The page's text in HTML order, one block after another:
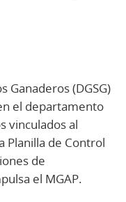
Ganaderos (DGSG)
el departamento
vinculados al
Planilla de Control
de
el MGAP.